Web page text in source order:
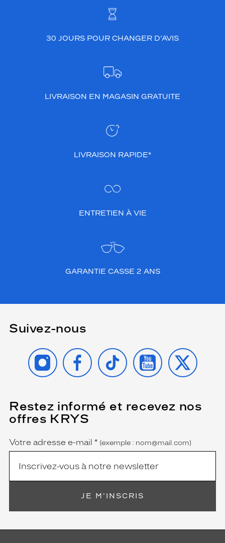
30 JOURS POUR CHANGER D’AVIS
LIVRAISON EN MAGASIN GRATUITE
LIVRAISON RAPIDE*
ENTRETIEN À VIE
GARANTIE CASSE 2 ANS
Suivez-nous
INSTAGRAMFACEBOOK
TIKTOK YOUTUBE
X
Restez informé et recevez nos
offres KRYS
Name
Votre adresse e-mail *
(Ce
champ
est
obligatoire)
(exemple : nom@mail.com)
JE M'INSCRIS